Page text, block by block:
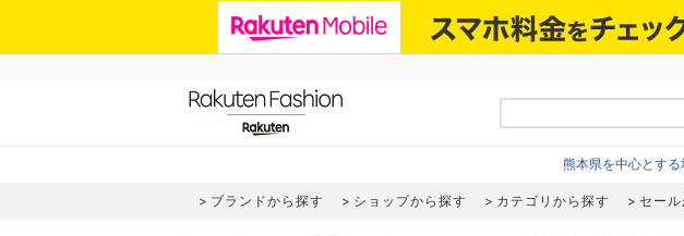
熊本県を中心とす
ブランドから探す ショップから探す カテゴリから探す セー